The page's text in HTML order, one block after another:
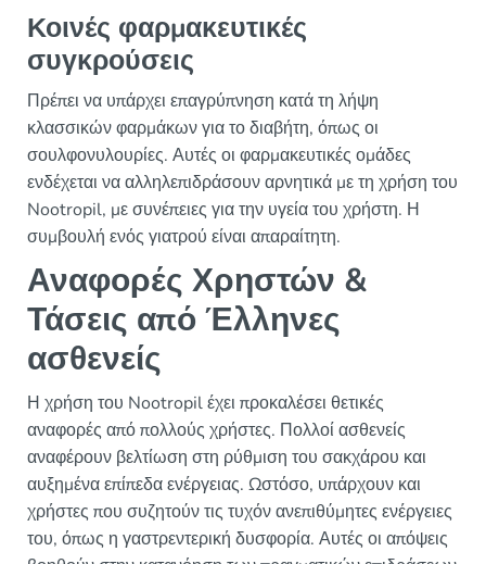
Κοινές φαρμακευτικές
συγκρούσεις
Πρέπει να υπάρχει επαγρύπνηση κατά τη λήψη
κλασσικών φαρμάκων για το διαβήτη, όπως οι
σουλφονυλουρίες. Αυτές οι φαρμακευτικές ομάδες
ενδέχεται να αλληλεπιδράσουν αρνητικά με τη χρήση του
Nootropil, με συνέπειες για την υγεία του χρήστη. Η
συμβουλή ενός γιατρού είναι απαραίτητη.
Αναφορές Χρηστών &
Τάσεις από Έλληνες
ασθενείς
Η χρήση του Nootropil έχει προκαλέσει θετικές
αναφορές από πολλούς χρήστες. Πολλοί ασθενείς
αναφέρουν βελτίωση στη ρύθμιση του σακχάρου και
αυξημένα επίπεδα ενέργειας. Ωστόσο, υπάρχουν και
χρήστες που συζητούν τις τυχόν ανεπιθύμητες ενέργειες
του, όπως η γαστρεντερική δυσφορία. Αυτές οι απόψεις